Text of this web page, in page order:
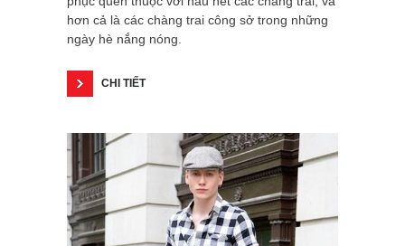
hơn cả là các chàng trai công sở trong những
ngày hè nắng nóng.
CHI TIẾT